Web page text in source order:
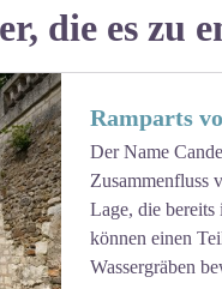
die es zu
Ramparts
Der Name
Zusammenfluss
Lage, die
können einen
Wassergräben